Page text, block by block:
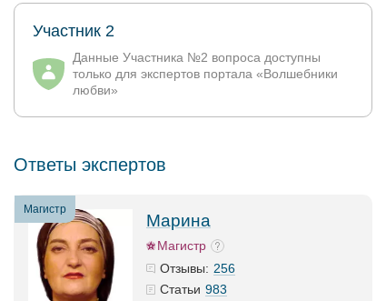
Участник 2
Данные Участника №2 вопроса доступны
только для экспертов портала «Волшебники
любви»
Ответы экспертов
Магистр
Марина
Магистр
Отзывы: 256
Статьи 983